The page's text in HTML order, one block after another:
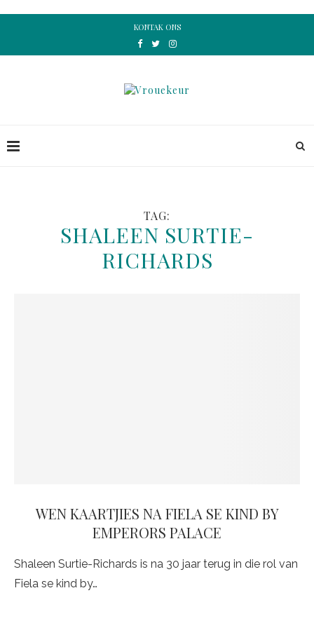
KONTAK ONS
TAG:
SHALEEN SURTIE-
RICHARDS
WEN KAARTJIES NA FIELA SE KIND BY
EMPERORS PALACE
Shaleen Surtie-Richards is na 30 jaar terug in die rol van
Fiela se kind by…